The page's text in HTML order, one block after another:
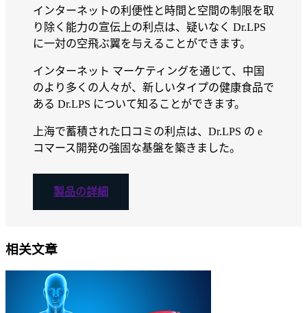
インターネットの利便性と時間と空間の制限を取
り除く能力の宣伝上の利点は、疑いなく Dr.LPS
に一対の空飛ぶ翼を与えることができます。
インターネット マーケティングを通じて、中国
のより多くの人々が、新しいタイプの健康食品で
ある Dr.LPS について知ることができます。
上海で蓄積された口コミの利点は、Dr.LPS の e
コマース開発の強固な基盤を築きました。
製品の詳細
相关文章